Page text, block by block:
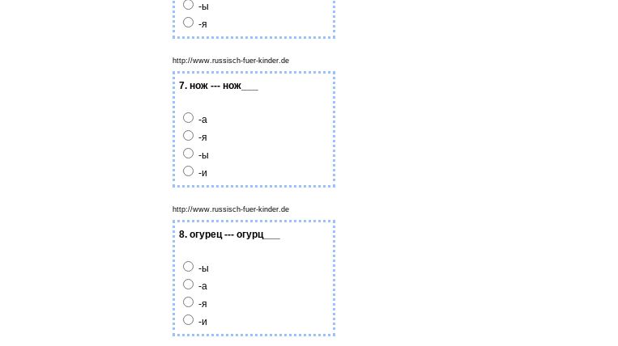
-ы
-я
http://www.russisch-fuer-kinder.de
7. нож --- нож___
-а
-я
-ы
-и
http://www.russisch-fuer-kinder.de
8. огурец --- огурц___
-ы
-а
-я
-и